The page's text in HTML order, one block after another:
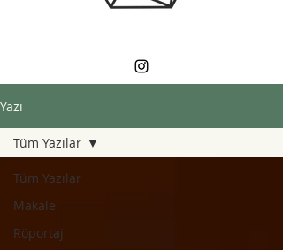
Yazı
Tüm Yazılar
Makale
Röportaj
Tüm Yazılar